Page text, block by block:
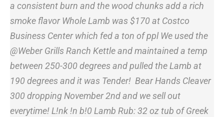
a consistent burn and the wood chunks add a rich
smoke flavor Whole Lamb was $170 at Costco
Business Center which fed a ton of ppl We used the
@Weber Grills Ranch Kettle and maintained a temp
between 250-300 degrees and pulled the Lamb at
190 degrees and it was Tender! ‍ Bear Hands Cleaver
300 dropping November 2nd and we sell out
everytime! L!nk !n b!0 Lamb Rub: 32 oz tub of Greek